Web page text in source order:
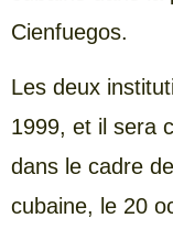
Cienfuegos.
Les deux
1999, et il sera
dans le cadre
cubaine, le 20